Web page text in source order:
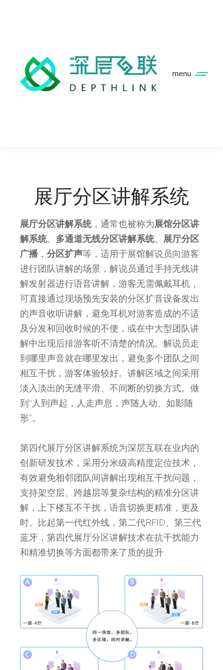
menu
展厅分区讲解系统
展厅分区讲解系统，通常也被称为展馆分区讲
解系统、 多通道无线分区讲解系统、 展厅分区
广播 ， 分区扩声等，适用于展馆解说员向游客
进行团队讲解的场景，解说员通过手持无线讲
解发射器进行语音讲解，游客无需佩戴耳机，
可直接通过现场预先安装的分区扩音设备发出
的声音收听讲解，避免耳机对游客造成的不适
及分发和回收时候的不便，或在中大型团队讲
解中出现后排游客听不清楚的情况。解说员走
到哪里声音就在哪里发出，避免多个团队之间
相互干扰， 游客体验较好。讲解区域之间采用
淡入淡出的无缝平滑、 不间断的切换方式。做
到“人到声起，人走声息，声随人动、如影随
形”。
第四代展厅分区讲解系统为深层互联在业内的
创新研发技术，采用分米级高精度定位技术，
有效避免相邻团队间讲解出现相互干扰问题，
支持架空层、跨越层等复杂结构的精准分区讲
解，上下楼互不干扰，语音切换更精准，更及
时。比起第一代红外线，第二代RFID、第三代
蓝牙，第四代展厅分区讲解技术在抗干扰能力
和精准切换等方面都带来了质的提升